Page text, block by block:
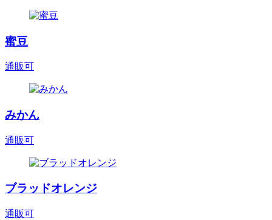
蜜豆
通販可
みかん
通販可
ブラッドオレンジ
通販可